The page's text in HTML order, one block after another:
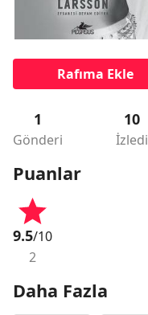
Rafıma Ekle
1
Gönderi
10
İzledi
Puanlar
9.5/10
2
Daha Fazla